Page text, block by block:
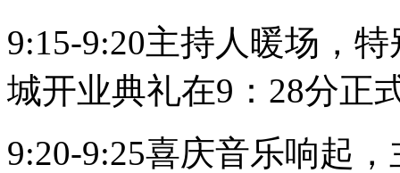
9:15-9:20主持人暖场，
城开业典礼在9：28分正
9:20-9:25喜庆音乐响起